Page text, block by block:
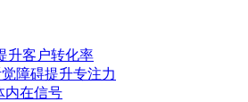
升客户转化率
障碍提升专注力
内在信号